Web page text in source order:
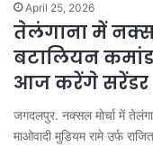
April 25, 2026
तेलंगाना में
बटालियन
आज करेंगे सरेंडर
जगदलपुर. नक्सल मोर्चा में
माओवादी मुडियम रामे उर्फ